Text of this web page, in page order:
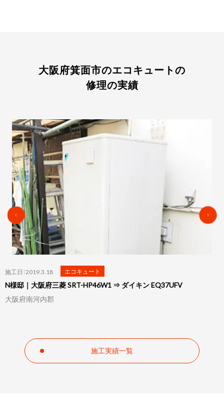
大阪府箕面市のエコキュートの
修理の実績
施工日：2019.3.10 エコキュート
K様邸｜大阪府Panasonic HE-K37AQ ⇒ ダイキン EQ46UFV
大阪府泉佐野市
施工実績一覧